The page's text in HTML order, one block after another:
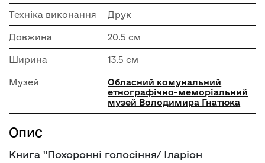
Техніка виконання Друк
Довжина 20.5 см
Ширина 13.5 см
Музей
Обласний комунальний
етнографічно-меморіальний
музей Володимира Гнатюка
Опис
Книга "Похоронні голосіння/ Іларіон